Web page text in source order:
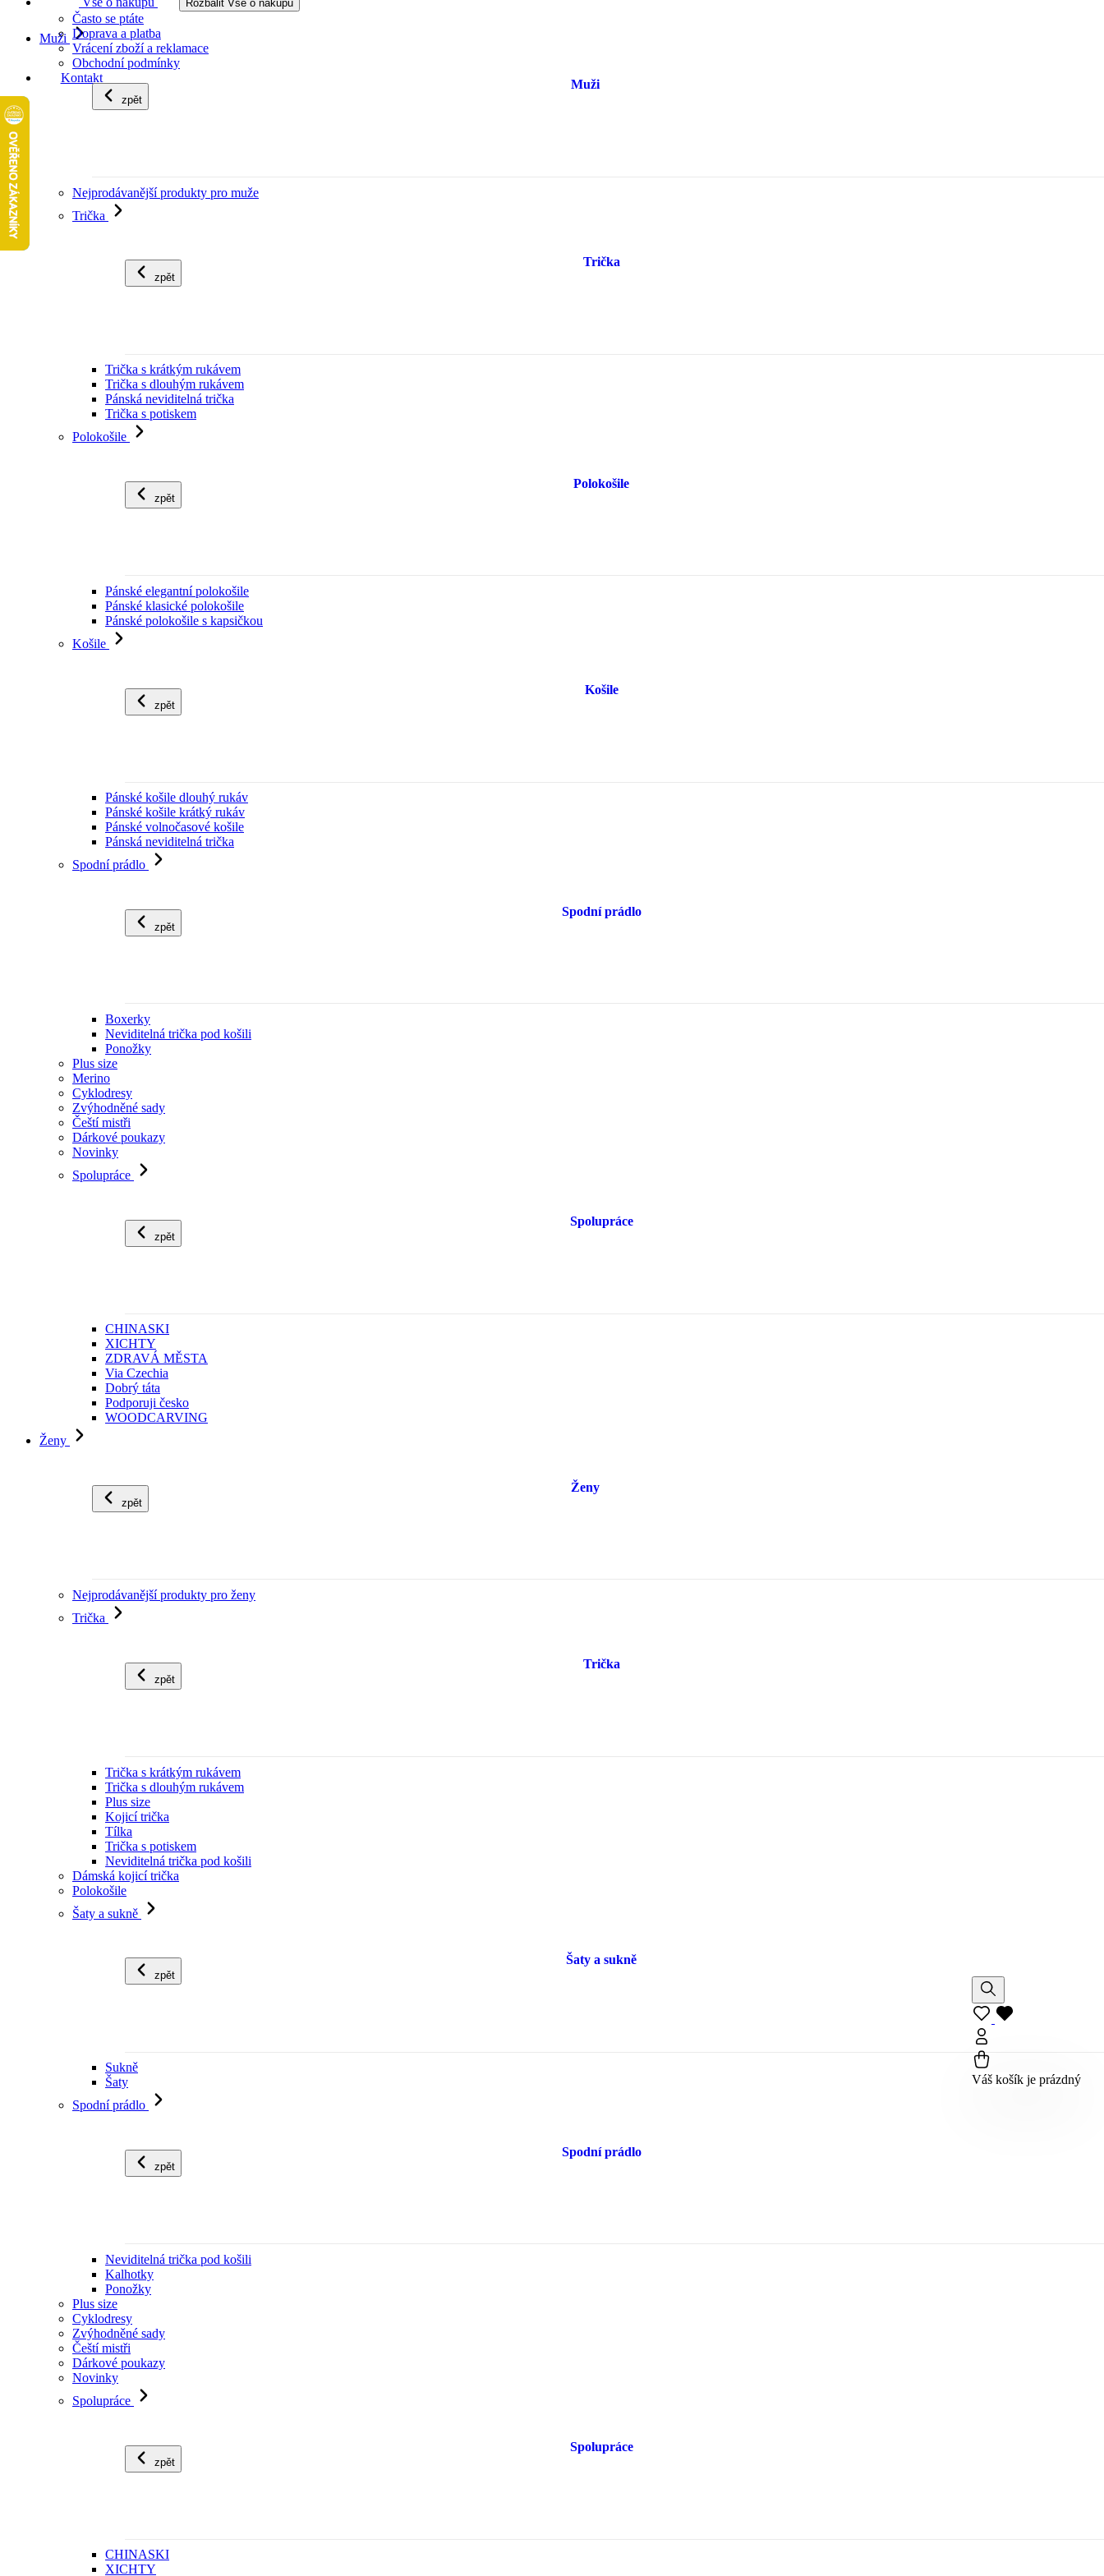
Rozbalit Vše o nákupu
Často se ptáte
Doprava a platba
Vrácení zboží a reklamace
Obchodní podmínky
Kontakt
Muži
zpět
Muži
Nejprodávanější produkty pro muže
Trička
zpět
Trička
Trička s krátkým rukávem
Trička s dlouhým rukávem
Pánská neviditelná trička
Trička s potiskem
Polokošile
zpět
Polokošile
Pánské elegantní polokošile
Pánské klasické polokošile
Pánské polokošile s kapsičkou
Košile
zpět
Košile
Pánské košile dlouhý rukáv
Pánské košile krátký rukáv
Pánské volnočasové košile
Pánská neviditelná trička
Spodní prádlo
zpět
Spodní prádlo
Boxerky
Neviditelná trička pod košili
Ponožky
Plus size
Merino
Cyklodresy
Zvýhodněné sady
Čeští mistři
Dárkové poukazy
Novinky
Spolupráce
zpět
Spolupráce
CHINASKI
XICHTY
ZDRAVÁ MĚSTA
Via Czechia
Dobrý táta
Podporuji česko
WOODCARVING
Ženy
zpět
Ženy
Nejprodávanější produkty pro ženy
Trička
zpět
Trička
Trička s krátkým rukávem
Trička s dlouhým rukávem
Plus size
Kojicí trička
Tílka
Trička s potiskem
Neviditelná trička pod košili
Dámská kojicí trička
Polokošile
Šaty a sukně
zpět
Šaty a sukně
Sukně
Šaty
Spodní prádlo
zpět
Spodní prádlo
Neviditelná trička pod košili
Kalhotky
Ponožky
Plus size
Cyklodresy
Zvýhodněné sady
Čeští mistři
Dárkové poukazy
Novinky
Spolupráce
zpět
Spolupráce
CHINASKI
XICHTY
Váš košík je prázdný